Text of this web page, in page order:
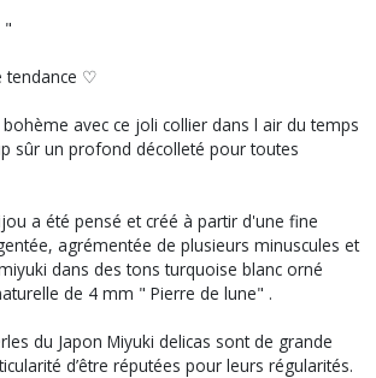
"
tendance ♡
avec ce joli collier dans l air du temps
sûr un profond décolleté pour toutes
a été pensé et créé à partir d'une fine
agrémentée de plusieurs minuscules et
dans des tons turquoise blanc orné
de 4 mm " Pierre de lune" .
du Japon Miyuki delicas sont de grande
d’être réputées pour leurs régularités.